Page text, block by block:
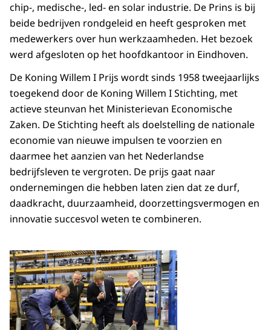
chip-, medische-, led- en solar industrie. De Prins is bij
beide bedrijven rondgeleid en heeft gesproken met
medewerkers over hun werkzaamheden. Het bezoek
werd afgesloten op het hoofdkantoor in Eindhoven.
De Koning Willem I Prijs wordt sinds 1958 tweejaarlijks
toegekend door de Koning Willem I Stichting, met
actieve steunvan het Ministerievan Economische
Zaken. De Stichting heeft als doelstelling de nationale
economie van nieuwe impulsen te voorzien en
daarmee het aanzien van het Nederlandse
bedrijfsleven te vergroten. De prijs gaat naar
ondernemingen die hebben laten zien dat ze durf,
daadkracht, duurzaamheid, doorzettingsvermogen en
innovatie succesvol weten te combineren.
Open de galerij in vergrote